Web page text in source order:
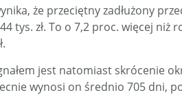
że przeciętny zadłużony
tys. zł. To o 7,2 proc. więcej niż
jest natomiast skrócenie
wynosi on średnio 705 dni,